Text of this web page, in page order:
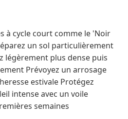
à cycle court comme le 'Noir
un sol particulièrement
légèrement plus dense puis
Prévoyez un arrosage
estivale Protégez
intense avec un voile
semaines